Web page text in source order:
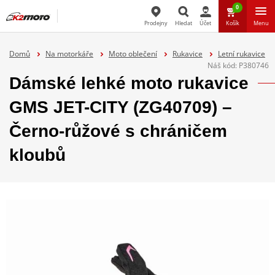
Hledat
Prodejny Hledat Účet
0
Košík Menu
Domů Na motorkáře Moto oblečení Rukavice
Letní rukavice
Náš kód: P380746
Dámské lehké moto rukavice
GMS JET-CITY (ZG40709) –
Černo-růžové s chráničem
kloubů